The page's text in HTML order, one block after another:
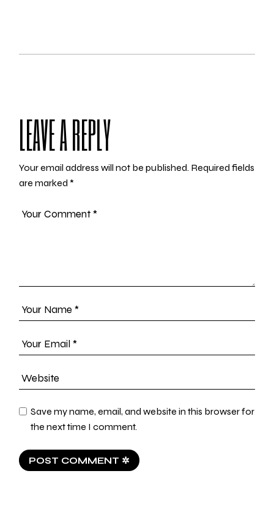
LEAVE A REPLY
Your email address will not be published. Required fields
are marked*
Save my name, email, and website in this browser for
the next time I comment.
POST COMMENT ✲